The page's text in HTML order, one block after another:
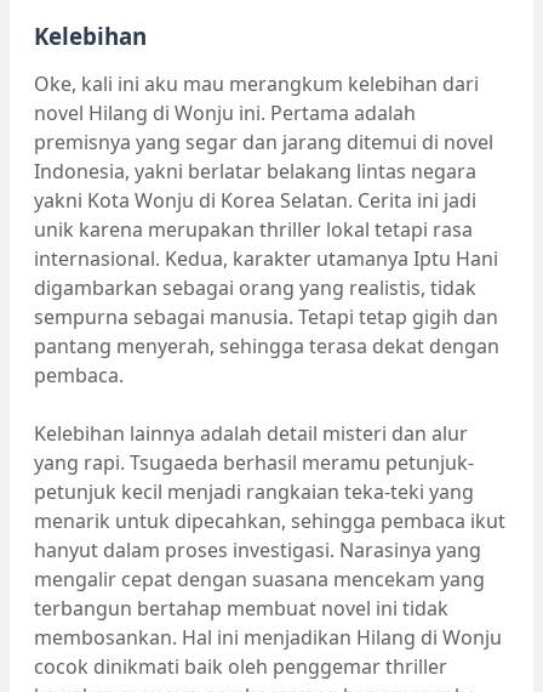
Kelebihan
Oke, kali ini aku mau merangkum kelebihan dari
novel Hilang di Wonju ini. Pertama adalah
premisnya yang segar dan jarang ditemui di novel
Indonesia, yakni berlatar belakang lintas negara
yakni Kota Wonju di Korea Selatan. Cerita ini jadi
unik karena merupakan thriller lokal tetapi rasa
internasional. Kedua, karakter utamanya Iptu Hani
digambarkan sebagai orang yang realistis, tidak
sempurna sebagai manusia. Tetapi tetap gigih dan
pantang menyerah, sehingga terasa dekat dengan
pembaca.
Kelebihan lainnya adalah detail misteri dan alur
yang rapi. Tsugaeda berhasil meramu petunjuk-
petunjuk kecil menjadi rangkaian teka-teki yang
menarik untuk dipecahkan, sehingga pembaca ikut
hanyut dalam proses investigasi. Narasinya yang
mengalir cepat dengan suasana mencekam yang
terbangun bertahap membuat novel ini tidak
membosankan. Hal ini menjadikan Hilang di Wonju
cocok dinikmati baik oleh penggemar thriller